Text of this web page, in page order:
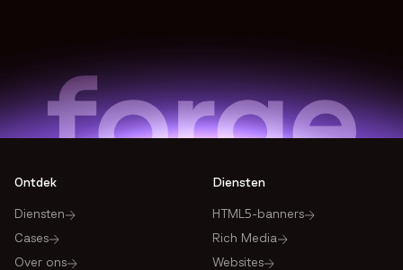
Ontdek
Diensten
Cases
Over ons
Diensten
HTML5-banners
Rich Media
Websites